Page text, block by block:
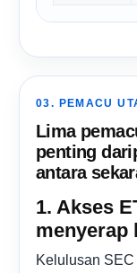
03. PEMACU
Lima
penting
antara
1. Akses
menyerap
Kelulusan